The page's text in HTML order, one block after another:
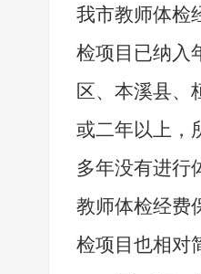
我市教师体检
检项目已纳入
区、本溪县、
或二年以上，
多年没有进行
教师体检经费
检项目也相对